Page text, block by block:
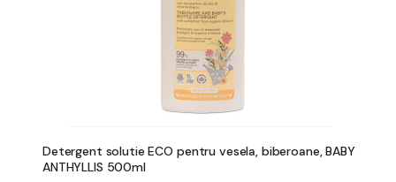
Detergent solutie ECO pentru vesela, biberoane, BABY
ANTHYLLIS 500ml